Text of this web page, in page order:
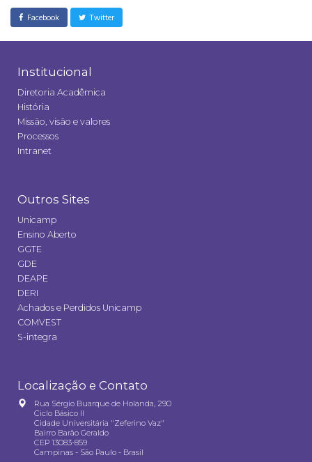
Facebook Twitter
Institucional
Diretoria Acadêmica
História
Missão, visão e valores
Processos
Intranet
Outros Sites
Unicamp
Ensino Aberto
GGTE
GDE
DEAPE
DERI
Achados e Perdidos Unicamp
COMVEST
S-integra
Localização e Contato
Rua Sérgio Buarque de Holanda, 290
Ciclo Básico II
Cidade Universitária "Zeferino Vaz"
Bairro Barão Geraldo
CEP 13083-859
Campinas - São Paulo - Brasil